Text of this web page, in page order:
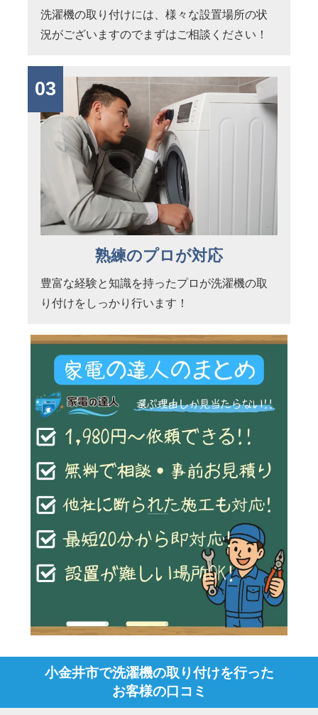
洗濯機の取り付けには、様々な設置場所の状
況がございますのでまずはご相談ください！
03
熟練のプロが対応
豊富な経験と知識を持ったプロが洗濯機の取
り付けをしっかり行います！
小金井市で洗濯機の取り付けを行った
お客様の口コミ